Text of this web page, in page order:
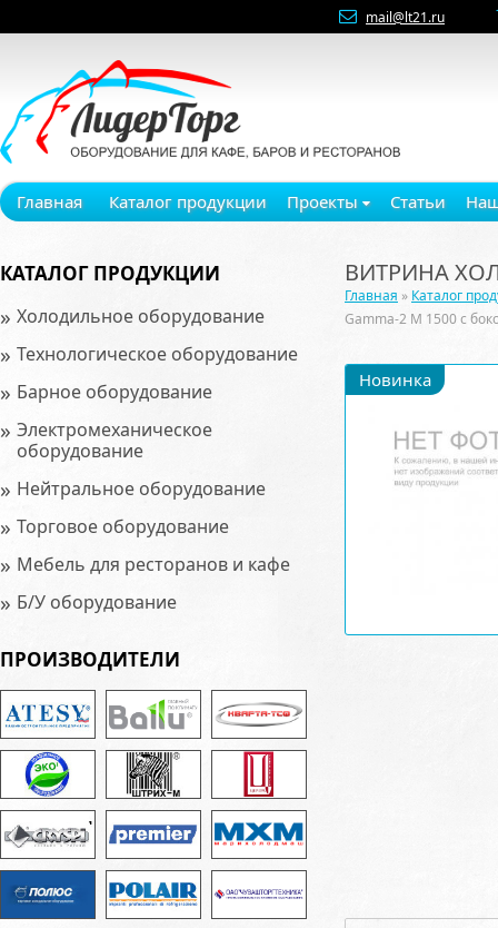
mail@lt21.ru
Главная Каталог продукции Проекты Статьи
КАТАЛОГ ПРОДУКЦИИ
» Холодильное оборудование
» Технологическое оборудование
» Барное оборудование
» Электромеханическое
оборудование
» Нейтральное оборудование
» Торговое оборудование
» Мебель для ресторанов и кафе
» Б/У оборудование
ПРОИЗВОДИТЕЛИ
ВИТРИНА
Главная » Каталог
Gamma-2 М 1500 с
Новинка